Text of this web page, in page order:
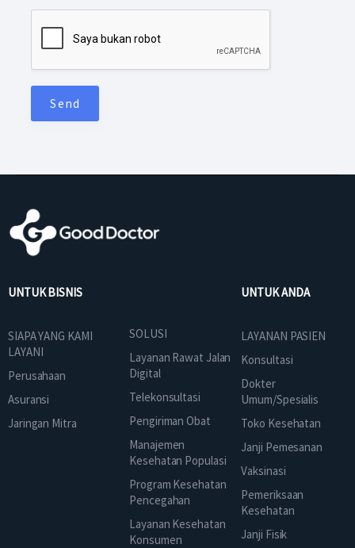
UNTUK BISNIS
SIAPA YANG KAMI
LAYANI
Perusahaan
Asuransi
Jaringan Mitra
SOLUSI
Layanan Rawat Jalan
Digital
Telekonsultasi
Pengiriman Obat
Manajemen
Kesehatan Populasi
Program Kesehatan
Pencegahan
Layanan Kesehatan
Konsumen
UNTUK ANDA
LAYANAN PASIEN
Konsultasi
Dokter
Umum/Spesialis
Toko Kesehatan
Janji Pemesanan
Vaksinasi
Pemeriksaan
Kesehatan
Janji Fisik